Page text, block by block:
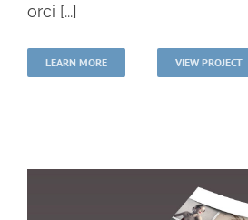
orci [...]
LEARN MORE VIEW PROJECT